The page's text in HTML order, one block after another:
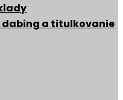
dabing a titulkovanie